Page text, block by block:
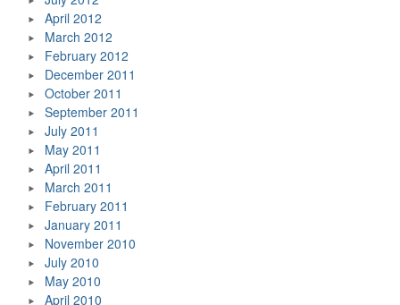
April 2012
March 2012
February 2012
December 2011
October 2011
September 2011
July 2011
May 2011
April 2011
March 2011
February 2011
January 2011
November 2010
July 2010
May 2010
April 2010